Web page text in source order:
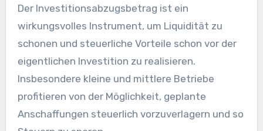
Der Investitionsabzugsbetrag ist ein
wirkungsvolles Instrument, um Liquidität zu
schonen und steuerliche Vorteile schon vor der
eigentlichen Investition zu realisieren.
Insbesondere kleine und mittlere Betriebe
profitieren von der Möglichkeit, geplante
Anschaffungen steuerlich vorzuverlagern und so